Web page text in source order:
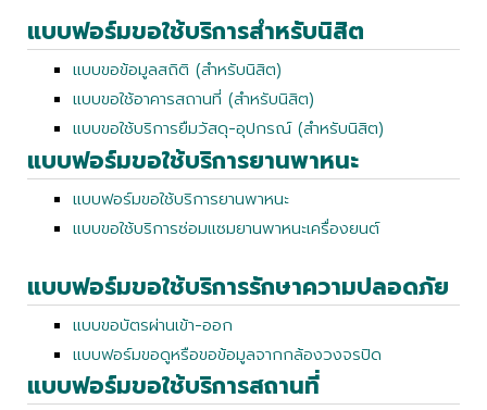
แบบฟอร์มขอใช้บริการสำหรับนิสิต
แบบขอข้อมูลสถิติ (สำหรับนิสิต)
แบบขอใช้อาคารสถานที่ (สำหรับนิสิต)
แบบขอใช้บริการยืมวัสดุ-อุปกรณ์ (สำหรับนิสิต)
แบบฟอร์มขอใช้บริการยานพาหนะ
แบบฟอร์มขอใช้บริการยานพาหนะ
แบบขอใช้บริการซ่อมเเซมยานพาหนะเครื่องยนต์
แบบฟอร์มขอใช้บริการรักษาความปลอดภัย
แบบขอบัตรผ่านเข้า-ออก
แบบฟอร์มขอดูหรือขอข้อมูลจากกล้องวงจรปิด
แบบฟอร์มขอใช้บริการสถานที่